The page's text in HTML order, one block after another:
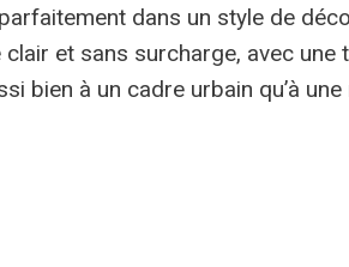
dans un style de
et sans surcharge, avec une
bien à un cadre urbain qu’à